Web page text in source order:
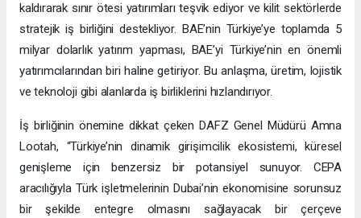
kaldırarak sınır ötesi yatırımları teşvik ediyor ve kilit sektörlerde
stratejik iş birliğini destekliyor. BAE’nin Türkiye’ye toplamda 5
milyar dolarlık yatırım yapması, BAE’yi Türkiye’nin en önemli
yatırımcılarından biri haline getiriyor. Bu anlaşma, üretim, lojistik
ve teknoloji gibi alanlarda iş birliklerini hızlandırıyor.
İş birliğinin önemine dikkat çeken DAFZ Genel Müdürü Amna
Lootah, “Türkiye’nin dinamik girişimcilik ekosistemi, küresel
genişleme için benzersiz bir potansiyel sunuyor. CEPA
aracılığıyla Türk işletmelerinin Dubai’nin ekonomisine sorunsuz
bir şekilde entegre olmasını sağlayacak bir çerçeve